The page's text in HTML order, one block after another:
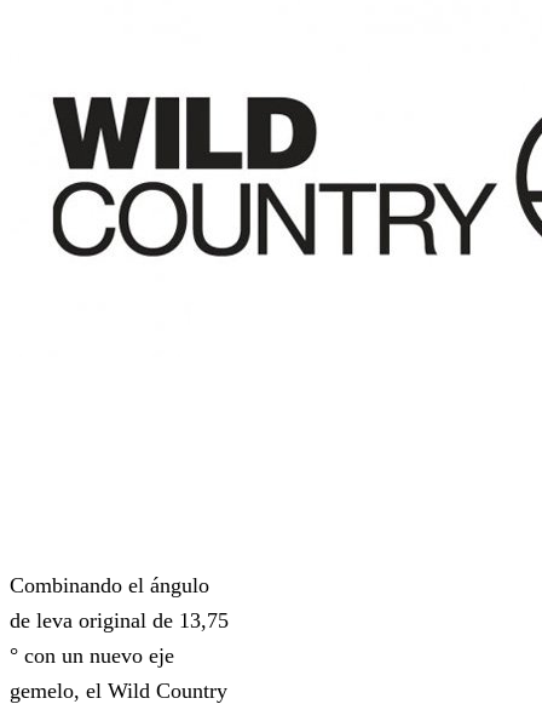
Combinando el ángulo
de leva original de 13,75
° con un nuevo eje
gemelo, el Wild Country